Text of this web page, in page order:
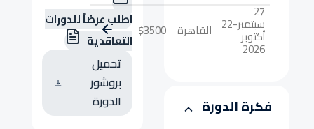
اطلب عرضاً للدورات
التعاقدية
تحميل
بروشور
الدورة
27
سبتمبر-22
أكتوبر
2026
القاهرة $3500
فكرة الدورة